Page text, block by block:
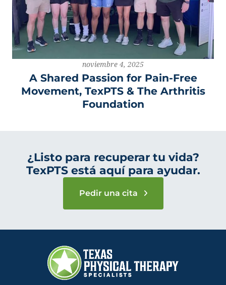
noviembre 4, 2025
A Shared Passion for Pain-Free
Movement, TexPTS & The Arthritis
Foundation
¿Listo para recuperar tu vida?
TexPTS está aquí para ayudar.
Pedir una cita